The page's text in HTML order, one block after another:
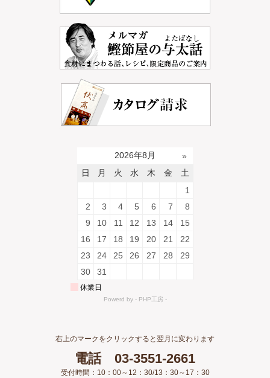
右上のマークをクリックすると翌月に変わります
電話 03-3551-2661
受付時間：10：00～12：30/13：30～17：30